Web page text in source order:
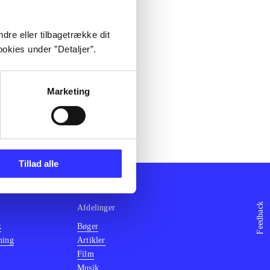
eller tilbagetrække dit
under ”Detaljer”.
Marketing
Tillad alle
Feedback
Afdelinger
Bøger
Artikler
Film
Musik